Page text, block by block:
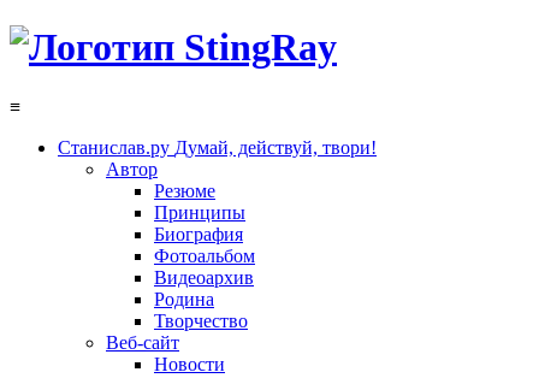
≡
Станислав.ру Думай, действуй, твори!
Автор
Резюме
Принципы
Биография
Фотоальбом
Видеоархив
Родина
Творчество
Веб-сайт
Новости